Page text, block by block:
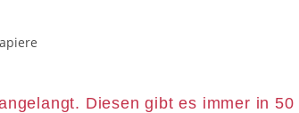
Diesen gibt es immer in 50